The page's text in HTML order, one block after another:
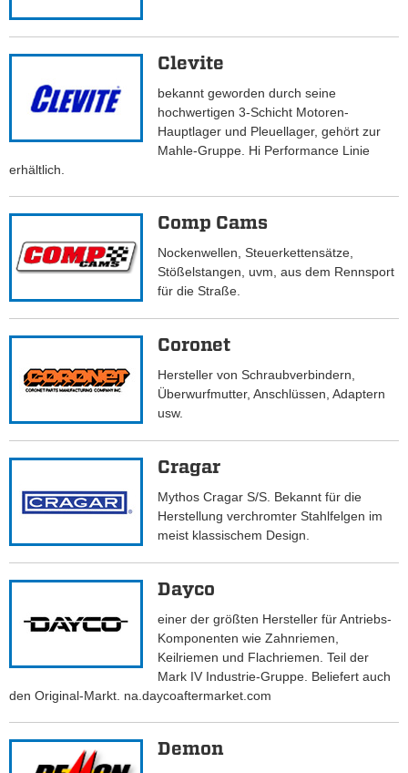
Clevite
bekannt geworden durch seine
hochwertigen 3-Schicht Motoren-
Hauptlager und Pleuellager, gehört zur
Mahle-Gruppe. Hi Performance Linie
erhältlich.
Comp Cams
Nockenwellen, Steuerkettensätze,
Stößelstangen, uvm, aus dem Rennsport
für die Straße.
Coronet
Hersteller von Schraubverbindern,
Überwurfmutter, Anschlüssen, Adaptern
usw.
Cragar
Mythos Cragar S/S. Bekannt für die
Herstellung verchromter Stahlfelgen im
meist klassischem Design.
Dayco
einer der größten Hersteller für Antriebs-
Komponenten wie Zahnriemen,
Keilriemen und Flachriemen. Teil der
Mark IV Industrie-Gruppe. Beliefert auch
den Original-Markt. na.daycoaftermarket.com
Demon